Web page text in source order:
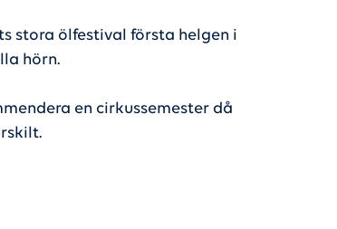
stora ölfestival första helgen i
hörn.
en cirkussemester då